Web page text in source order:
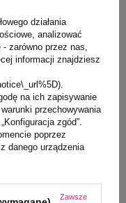
produkt,
działania
analizować
zarówno przez nas,
informacji znajdziesz
na ich zapisywanie
przechowywania
zgód”.
poprzez
danego urządzenia
Zawsze